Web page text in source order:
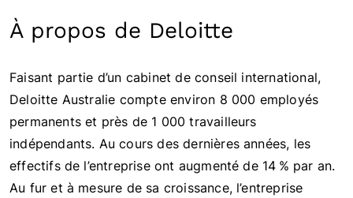
À propos de Deloitte
Faisant partie d’un cabinet de conseil international,
Deloitte Australie compte environ 8 000 employés
permanents et près de 1 000 travailleurs
indépendants. Au cours des dernières années, les
effectifs de l’entreprise ont augmenté de 14 % par an.
Au fur et à mesure de sa croissance, l’entreprise